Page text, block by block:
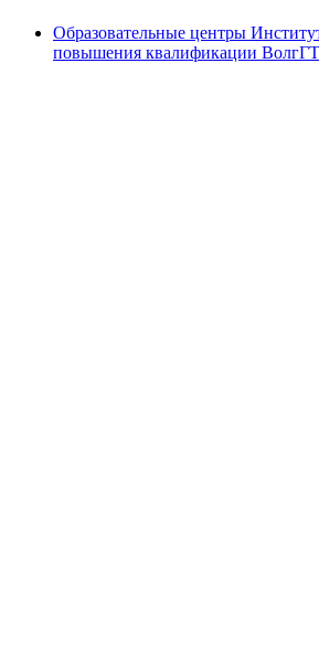
Образовательные центры
повышения квалификации